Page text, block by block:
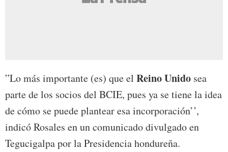
”Lo más importante (es) que el Reino Unido sea
parte de los socios del BCIE, pues ya se tiene la idea
de cómo se puede plantear esa incorporación’’,
indicó Rosales en un comunicado divulgado en
Tegucigalpa por la Presidencia hondureña.